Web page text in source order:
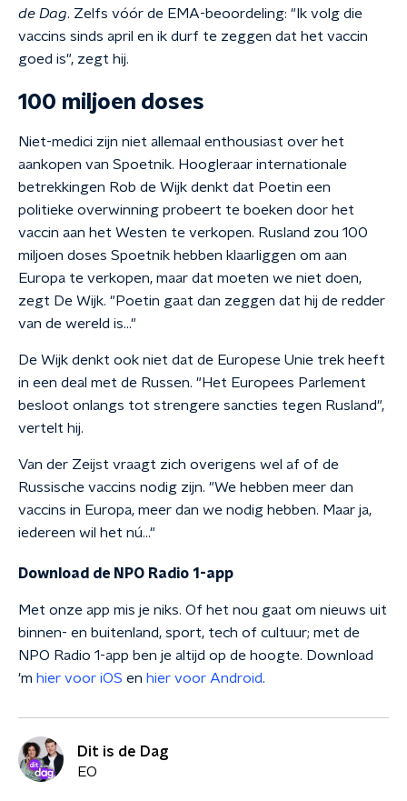
de Dag. Zelfs vóór de EMA-beoordeling: "Ik volg die
vaccins sinds april en ik durf te zeggen dat het vaccin
goed is", zegt hij.
100 miljoen doses
Niet-medici zijn niet allemaal enthousiast over het
aankopen van Spoetnik. Hoogleraar internationale
betrekkingen Rob de Wijk denkt dat Poetin een
politieke overwinning probeert te boeken door het
vaccin aan het Westen te verkopen. Rusland zou 100
miljoen doses Spoetnik hebben klaarliggen om aan
Europa te verkopen, maar dat moeten we niet doen,
zegt De Wijk. "Poetin gaat dan zeggen dat hij de redder
van de wereld is..."
De Wijk denkt ook niet dat de Europese Unie trek heeft
in een deal met de Russen. "Het Europees Parlement
besloot onlangs tot strengere sancties tegen Rusland",
vertelt hij.
Van der Zeijst vraagt zich overigens wel af of de
Russische vaccins nodig zijn. "We hebben meer dan
vaccins in Europa, meer dan we nodig hebben. Maar ja,
iedereen wil het nú..."
Download de NPO Radio 1-app
Met onze app mis je niks. Of het nou gaat om nieuws uit
binnen- en buitenland, sport, tech of cultuur; met de
NPO Radio 1-app ben je altijd op de hoogte. Download
'm hier voor iOS en hier voor Android.
Dit is de Dag
EO